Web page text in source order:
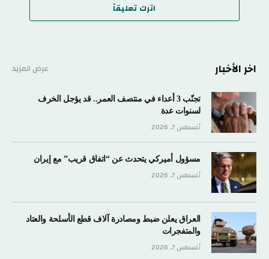
اترك تعليقاً
اخر الأخبار عرض المزيد
تجنّب 3 أعداء في منتصف العمر.. قد يؤجل الخرف
لسنوات عدة
أغسطس 7, 2026
مسؤول أميركي يتحدث عن “اتفاق قريب” مع إيران
أغسطس 7, 2026
العراق يعلن ضبط ومصادرة آلاف قطع الأسلحة والعتاد
والمتفجرات
أغسطس 7, 2026